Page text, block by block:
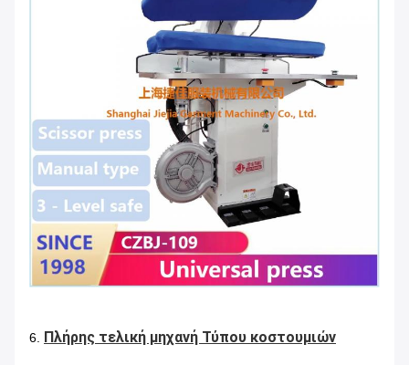
6. Πλήρης τελική μηχανή Τύπου κοστουμιών